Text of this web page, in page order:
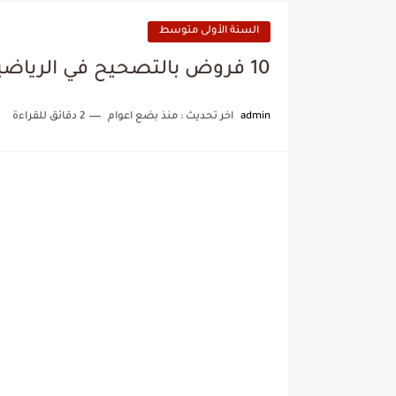
السنة الأولى متوسط
10 فروض بالتصحيح في الرياضيات الفصل الثاني السنة الاولى متوسط
admin اخر تحديث : منذ بضع اعوام 2 دقائق للقراءة